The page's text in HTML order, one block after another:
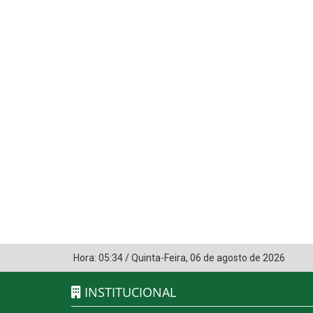
Hora: 05:34/Quinta-Feira, 06 de agosto de 2026
INSTITUCIONAL